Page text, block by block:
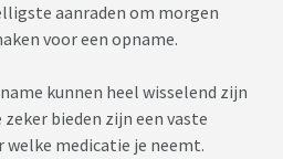
aanraden om morgen
voor een opname.
kunnen heel wisselend zijn
bieden zijn een vaste
medicatie je neemt.